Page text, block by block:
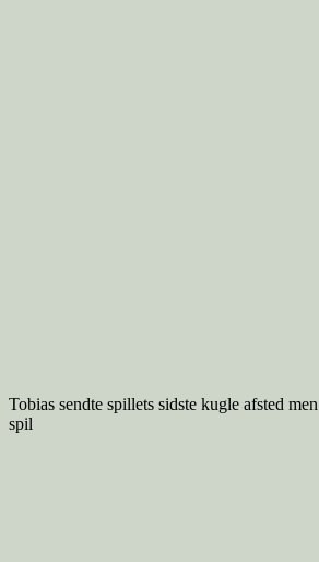
Tobias sendte spillets sidste kugle afsted
spil